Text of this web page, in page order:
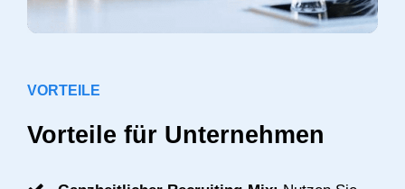
VORTEILE
Vorteile für Unternehmen